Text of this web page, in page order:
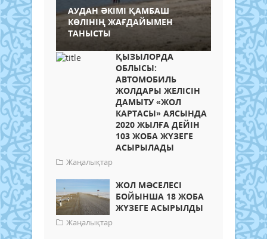
АУДАН ӘКІМІ ҚАМБАШ
КӨЛІНІҢ ЖАҒДАЙЫМЕН
ТАНЫСТЫ
ҚЫЗЫЛОРДА
ОБЛЫСЫ:
АВТОМОБИЛЬ
ЖОЛДАРЫ ЖЕЛІСІН
ДАМЫТУ «ЖОЛ
КАРТАСЫ» АЯСЫНДА
2020 ЖЫЛҒА ДЕЙІН
103 ЖОБА ЖҮЗЕГЕ
АСЫРЫЛАДЫ
Жаңалықтар
ЖОЛ МӘСЕЛЕСІ
БОЙЫНША 18 ЖОБА
ЖҮЗЕГЕ АСЫРЫЛДЫ
Жаңалықтар